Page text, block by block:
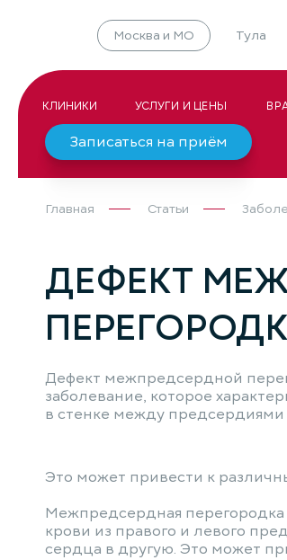
Москва и МО Тула
КЛИНИКИ УСЛУГИ И ЦЕНЫ
Записаться на приём
Главная Статьи
ДЕФЕКТ
Дефект межпредсердной
заболевание, которое
в стенке между предсердиями
Это может привести к
Межпредсердная
крови из правого и левого
сердца в другую. Это может